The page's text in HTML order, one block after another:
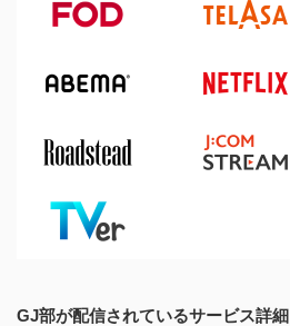
GJ部が配信されているサービス詳細